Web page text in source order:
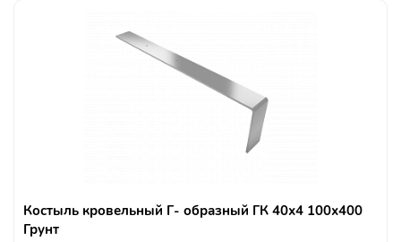
Костыль кровельный Г- образный ГК 40х4 100х400
Грунт